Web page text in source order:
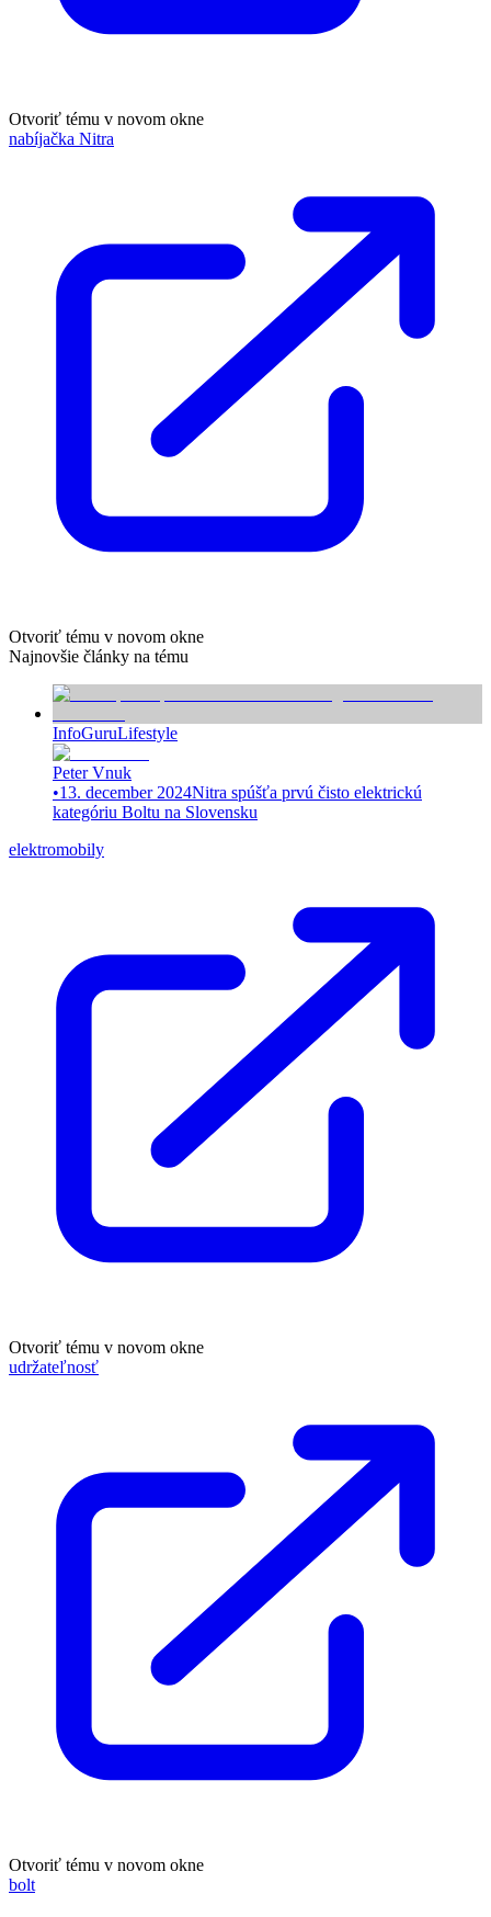
Otvoriť tému v novom okne
nabíjačka Nitra
Otvoriť tému v novom okne
Najnovšie články na tému
InfoGuruLifestyle
Peter Vnuk
•13. december 2024Nitra spúšťa prvú čisto elektrickú
kategóriu Boltu na Slovensku
elektromobily
Otvoriť tému v novom okne
udržateľnosť
Otvoriť tému v novom okne
bolt